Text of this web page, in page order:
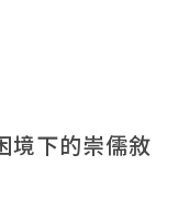
下的崇儒敘